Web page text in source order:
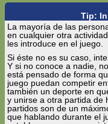
Tip:
La mayoría de las
en cualquier otra
les introduce en el juego.
Si éste no es su caso,
Y si no conoce a nadie,
está pensado de forma
juego puedan competir
también un deporte en
y unirse a otra partida de
partidos son de un
que hablando durante el